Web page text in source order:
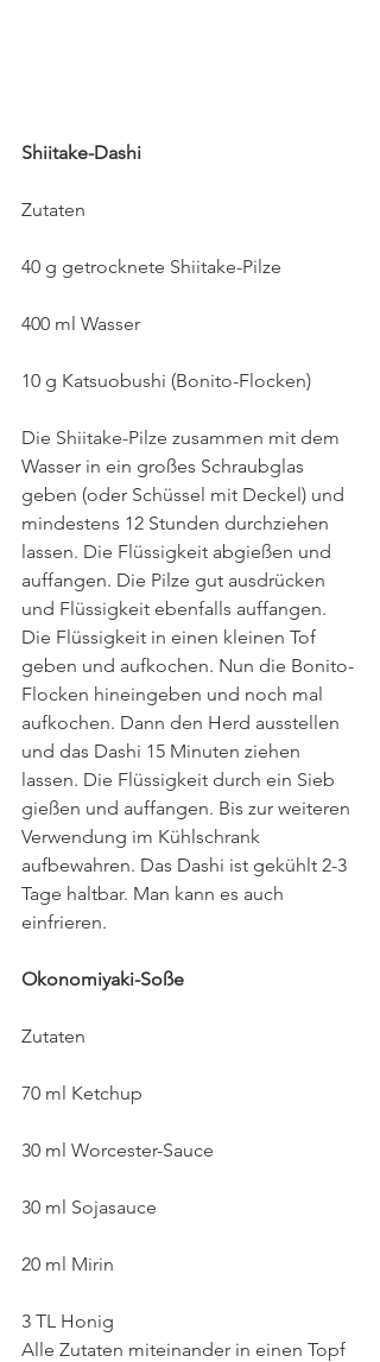
Shiitake-Dashi
Zutaten
40 g getrocknete Shiitake-Pilze
400 ml Wasser
10 g Katsuobushi (Bonito-Flocken)
Die Shiitake-Pilze zusammen mit dem
Wasser in ein großes Schraubglas
geben (oder Schüssel mit Deckel) und
mindestens 12 Stunden durchziehen
lassen. Die Flüssigkeit abgießen und
auffangen. Die Pilze gut ausdrücken
und Flüssigkeit ebenfalls auffangen.
Die Flüssigkeit in einen kleinen Tof
geben und aufkochen. Nun die Bonito-
Flocken hineingeben und noch mal
aufkochen. Dann den Herd ausstellen
und das Dashi 15 Minuten ziehen
lassen. Die Flüssigkeit durch ein Sieb
gießen und auffangen. Bis zur weiteren
Verwendung im Kühlschrank
aufbewahren. Das Dashi ist gekühlt 2-3
Tage haltbar. Man kann es auch
einfrieren.
Okonomiyaki-Soße
Zutaten
70 ml Ketchup
30 ml Worcester-Sauce
30 ml Sojasauce
20 ml Mirin
3 TL Honig
Alle Zutaten miteinander in einen Topf